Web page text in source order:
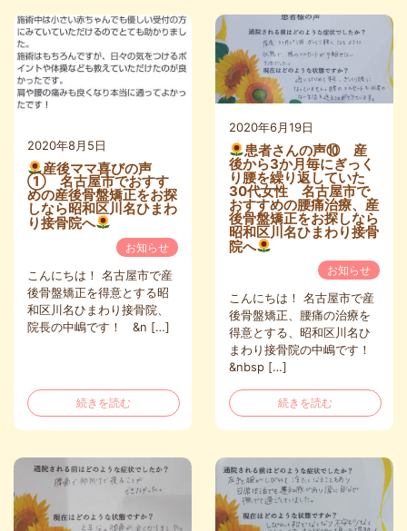
2020年8月5日
産後ママ喜びの声
① 名古屋市でおすす
めの産後骨盤矯正をお探
しなら昭和区川名ひまわ
り接骨院へ
お知らせ
こんにちは！ 名古屋市で産
後骨盤矯正を得意とする昭
和区川名ひまわり接骨院、
院長の中嶋です！ &n […]
続きを読む
2020年6月19日
患者さんの声⑩ 産
後から3か月毎にぎっく
り腰を繰り返していた
30代女性 名古屋市で
おすすめの腰痛治療、産
後骨盤矯正をお探しなら
昭和区川名ひまわり接骨
院へ
お知らせ
こんにちは！ 名古屋市で産
後骨盤矯正、腰痛の治療を
得意とする、昭和区川名ひ
まわり接骨院の中嶋です！
&nbsp […]
続きを読む